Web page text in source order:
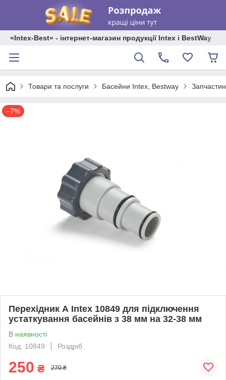
«Intex-Best» - інтернет-магазин продукції Intex і BestWay
Товари та послуги Басейни Intex, Bestway
–7%
Перехідник А Intex 10849 для підключення
устаткування басейнів з 38 мм на 32-38 мм
В наявності
Код: 10849
Роздріб
250 ₴ 270 ₴